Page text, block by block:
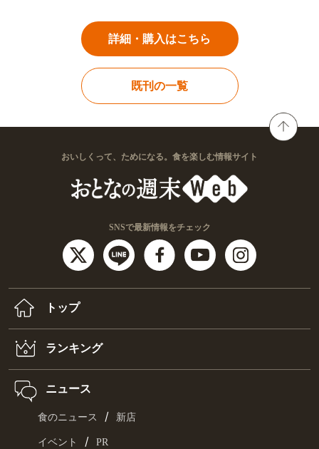
詳細・購入はこちら
既刊の一覧
おいしくって、ためになる。食を楽しむ情報サイト
SNSで最新情報をチェック
トップ
ランキング
ニュース
食のニュース / 新店
イベント / PR